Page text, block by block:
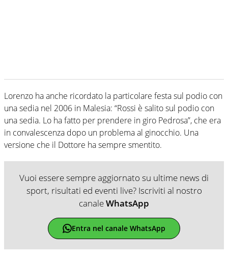
Lorenzo ha anche ricordato la particolare festa sul podio con
una sedia nel 2006 in Malesia: “Rossi è salito sul podio con
una sedia. Lo ha fatto per prendere in giro Pedrosa”, che era
in convalescenza dopo un problema al ginocchio. Una
versione che il Dottore ha sempre smentito.
Vuoi essere sempre aggiornato su ultime news di
sport, risultati ed eventi live? Iscriviti al nostro
canaleWhatsApp
Entra nel canale WhatsApp